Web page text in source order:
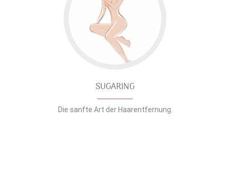
SUGARING
Die sanfte Art der Haarentfernung.